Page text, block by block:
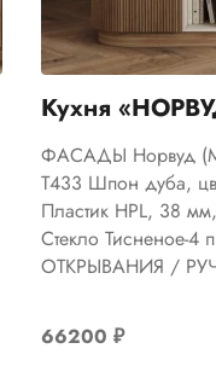
Кухня
ФАСАДЫ Норвуд
Т433 Шпон дуба,
Пластик HPL, 38
Cтекло Тисненое-
ОТКРЫВАНИЯ /
66200 ₽